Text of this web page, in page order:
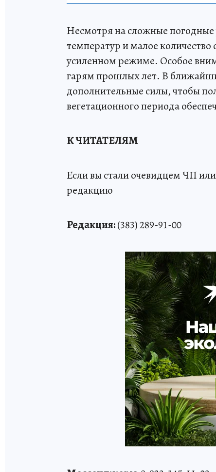
Несмотря на сложные погодные
температур и малое
усиленном режиме. Особое
гарям прошлых лет. В
дополнительные силы, чтобы
вегетационного периода
К ЧИТАТЕЛЯМ
Если вы стали очевидцем ЧП
редакцию
Редакция:(383) 289-91-00